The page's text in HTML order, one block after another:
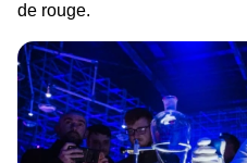
de rouge.